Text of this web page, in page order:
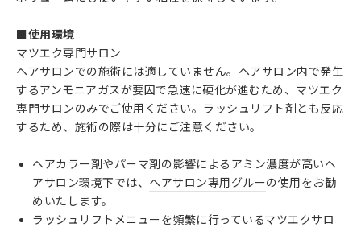
■使用環境
マツエク専門サロン
ヘアサロンでの施術には適していません。ヘアサロン内で発生
するアンモニアガスが要因で急速に硬化が進むため、マツエク
専門サロンのみでご使用ください。ラッシュリフト剤とも反応
するため、施術の際は十分にご注意ください。
ヘアカラー剤やパーマ剤の影響によるアミン濃度が高いヘ
アサロン環境下では、 ヘアサロン専用グルーの使用をお勧
めいたします。
ラッシュリフトメニューを頻繁に行っているマツエクサロ